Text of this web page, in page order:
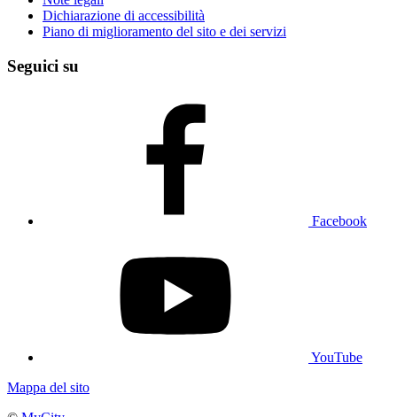
Dichiarazione di accessibilità
Piano di miglioramento del sito e dei servizi
Seguici su
Facebook
YouTube
Mappa del sito